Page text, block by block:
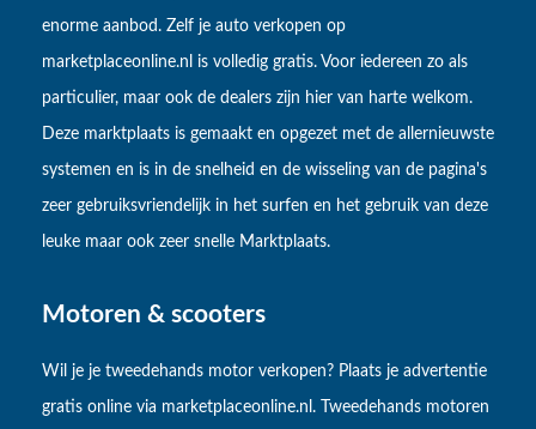
enorme aanbod. Zelf je auto verkopen op
marketplaceonline.nl is volledig gratis. Voor iedereen zo als
particulier, maar ook de dealers zijn hier van harte welkom.
Deze marktplaats is gemaakt en opgezet met de allernieuwste
systemen en is in de snelheid en de wisseling van de pagina's
zeer gebruiksvriendelijk in het surfen en het gebruik van deze
leuke maar ook zeer snelle Marktplaats.
Motoren & scooters
Wil je je tweedehands motor verkopen? Plaats je advertentie
gratis online via marketplaceonline.nl. Tweedehands motoren